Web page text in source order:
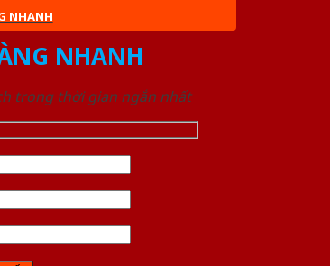
NHANH
NHANH
trong thời gian ngắn nhất